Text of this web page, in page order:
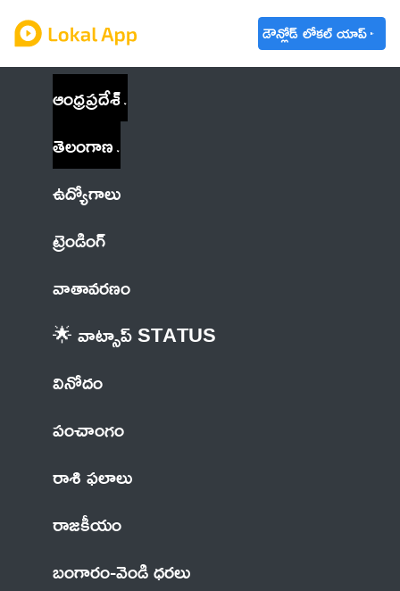
డౌన్లోడ్ లోకల్ యాప్
ఆంధ్రప్రదేశ్
తెలంగాణ
ఉద్యోగాలు
ట్రెండింగ్
వాతావరణం
🌟 వాట్సాప్ STATUS
వినోదం
పంచాంగం
రాశి ఫలాలు
రాజకీయం
బంగారం-వెండి ధరలు